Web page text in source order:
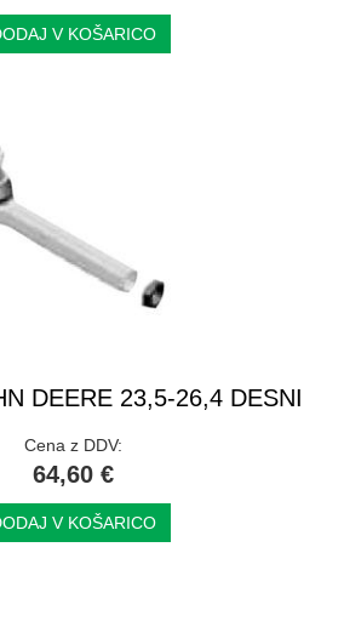
V KOŠARICO
DEERE 23,5-26,4 DESNI
Cena z DDV:
64,60 €
V KOŠARICO